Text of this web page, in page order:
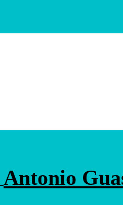
Antonio